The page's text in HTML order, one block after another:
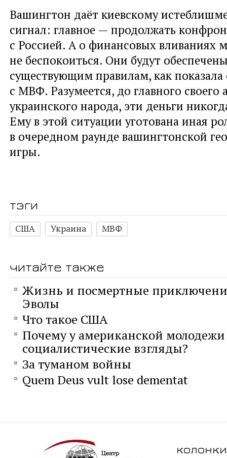
Вашингтон даёт киевскому
сигнал: главное — продолжать
с Россией. А о финансовых вливаниях
не беспокоиться. Они будут
существующим правилам, как показала
с МВФ. Разумеется, до главного своего
украинского народа, эти деньги
Ему в этой ситуации уготована иная
в очередном раунде вашингтонской
игры.
тэги
США Украина МВФ
читайте также
Жизнь и посмертные
Эволы
Что такое США
Почему у американской молодежи
социалистические взгляды?
За туманом войны
Quem Deus vult lose dementat
колонки